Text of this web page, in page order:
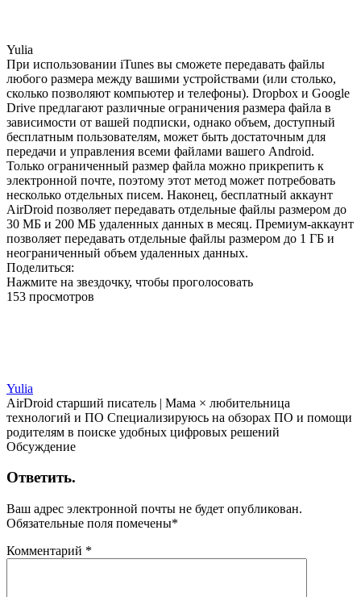
Yulia
При использовании iTunes вы сможете передавать файлы
любого размера между вашими устройствами (или столько,
сколько позволяют компьютер и телефоны). Dropbox и Google
Drive предлагают различные ограничения размера файла в
зависимости от вашей подписки, однако объем, доступный
бесплатным пользователям, может быть достаточным для
передачи и управления всеми файлами вашего Android.
Только ограниченный размер файла можно прикрепить к
электронной почте, поэтому этот метод может потребовать
несколько отдельных писем. Наконец, бесплатный аккаунт
AirDroid позволяет передавать отдельные файлы размером до
30 МБ и 200 МБ удаленных данных в месяц. Премиум-аккаунт
позволяет передавать отдельные файлы размером до 1 ГБ и
неограниченный объем удаленных данных.
Поделиться:
Нажмите на звездочку, чтобы проголосовать
153 просмотров
Yulia
AirDroid старший писатель | Мама × любительница
технологий и ПО Специализируюсь на обзорах ПО и помощи
родителям в поиске удобных цифровых решений
Обсуждение
Ответить.
Ваш адрес электронной почты не будет опубликован.
Обязательные поля помечены*
Комментарий *